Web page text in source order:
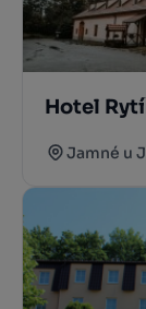
Hotel
Jamné u